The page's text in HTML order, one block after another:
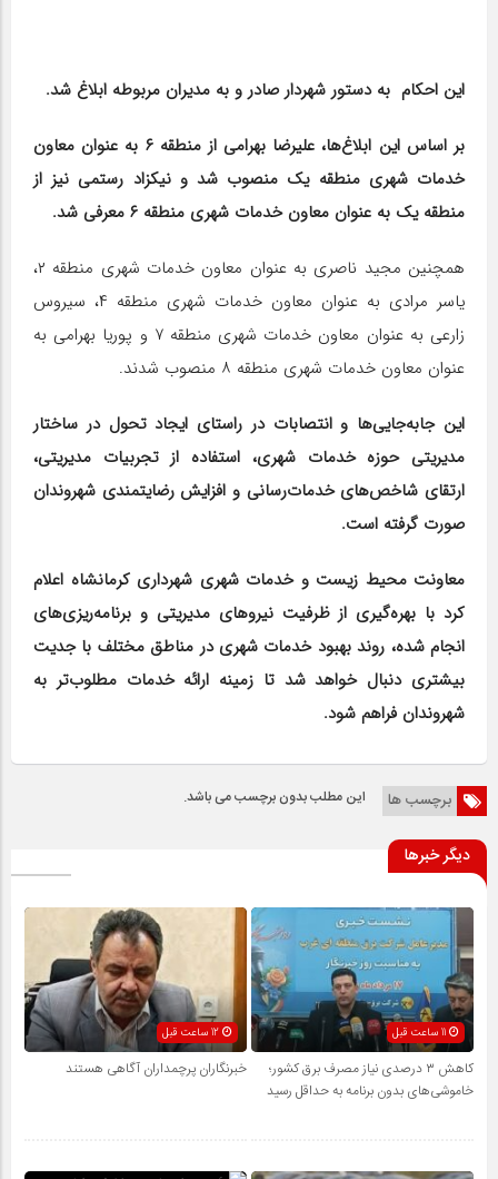
این احکام به دستور شهردار صادر و به مدیران مربوطه ابلاغ شد.
بر اساس این ابلاغ‌ها، علیرضا بهرامی از منطقه ۶ به عنوان معاون
خدمات شهری منطقه یک منصوب شد و نیکزاد رستمی نیز از
منطقه یک به عنوان معاون خدمات شهری منطقه ۶ معرفی شد.
همچنین مجید ناصری به عنوان معاون خدمات شهری منطقه ۲،
یاسر مرادی به عنوان معاون خدمات شهری منطقه ۴، سیروس
زارعی به عنوان معاون خدمات شهری منطقه ۷ و پوریا بهرامی به
عنوان معاون خدمات شهری منطقه ۸ منصوب شدند.
این جابه‌جایی‌ها و انتصابات در راستای ایجاد تحول در ساختار
مدیریتی حوزه خدمات شهری، استفاده از تجربیات مدیریتی،
ارتقای شاخص‌های خدمات‌رسانی و افزایش رضایتمندی شهروندان
صورت گرفته است.
معاونت محیط زیست و خدمات شهری شهرداری کرمانشاه اعلام
کرد با بهره‌گیری از ظرفیت نیروهای مدیریتی و برنامه‌ریزی‌های
انجام شده، روند بهبود خدمات شهری در مناطق مختلف با جدیت
بیشتری دنبال خواهد شد تا زمینه ارائه خدمات مطلوب‌تر به
شهروندان فراهم شود.
برچسب ها این مطلب بدون برچسب می باشد.
دیگر خبرها
11 ساعت قبل
کاهش ۳ درصدی نیاز مصرف برق کشور؛
خاموشی‌های بدون برنامه به حداقل رسید
خبرنگاران پرچمداران آگاهی هستند